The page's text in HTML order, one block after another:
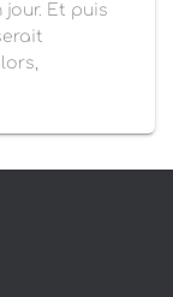
Et puis